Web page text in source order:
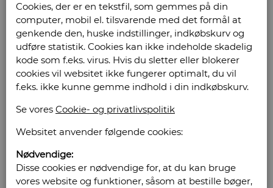
Forlag: K. B. Kousgaards Forlag - Udgivet år:
1888-189 - Antal bind: 2 - Udgave: 1 - Antal
sider: 1224 + 1418 - Indbinding: Samtidigt privat
halvlæder - Tilstand: Pænt sæt -
Bog ID: 11550
Delt i 5 dele hvori til opbyggelse og trøst
Pris: Kr. 645,00
Læg i kurv
Cookies, der er en tekstfil, som gemmes på din
computer, mobil el. tilsvarende med det formål at
genkende den, huske indstillinger, indkøbskurv og
udføre statistik. Cookies kan ikke indeholde skadelig
kode som f.eks. virus. Hvis du sletter eller blokerer
cookies vil websitet ikke fungerer optimalt, du vil
f.eks. ikke kunne gemme indhold i din indkøbskurv.
Se vores Cookie- og privatlivspolitik
Websitet anvender følgende cookies:
Nødvendige:
Disse cookies er nødvendige for, at du kan bruge
vores website og funktioner, såsom at bestille bøger,